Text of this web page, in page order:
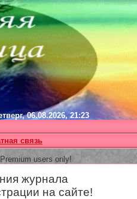
06.08.2026, 21:23
связь
users only!
журнала
на сайте!